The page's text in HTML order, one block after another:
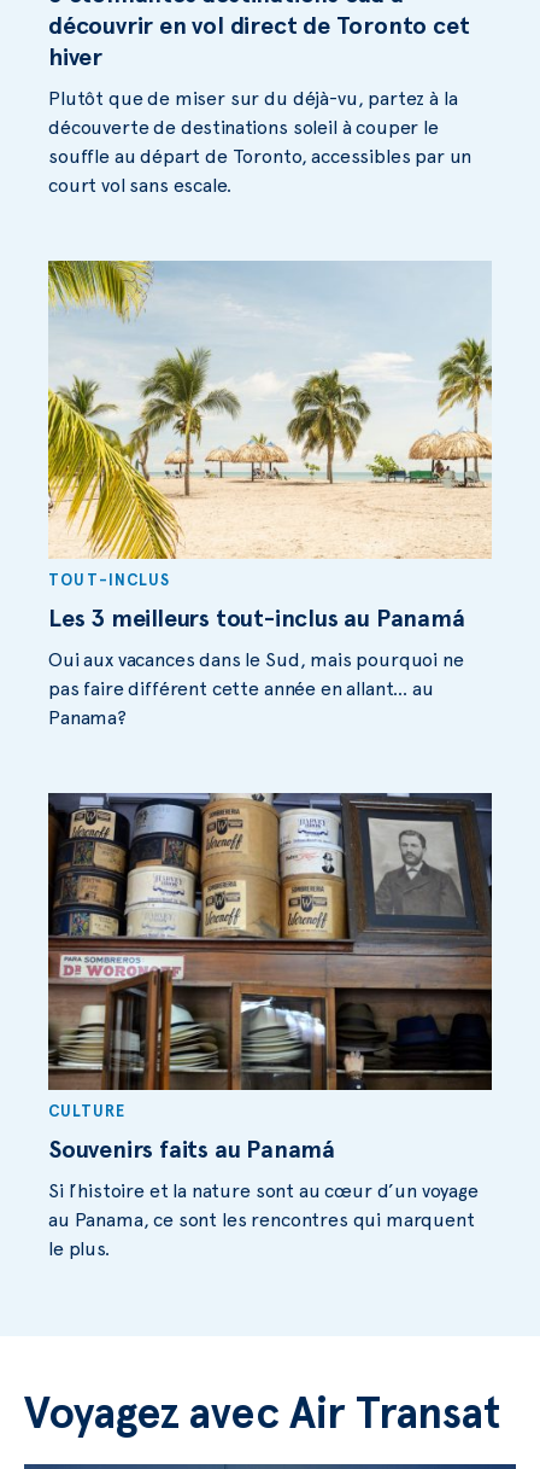
découvrir en vol direct de Toronto cet
hiver
Plutôt que de miser sur du déjà-vu, partez à la
découverte de destinations soleil à couper le
souffle au départ de Toronto, accessibles par un
court vol sans escale.
TOUT-INCLUS
Les 3 meilleurs tout-inclus au Panamá
Oui aux vacances dans le Sud, mais pourquoi ne
pas faire différent cette année en allant… au
Panama?
CULTURE
Souvenirs faits au Panamá
Si l’histoire et la nature sont au cœur d’un voyage
au Panama, ce sont les rencontres qui marquent
le plus.
Voyagez avec Air Transat